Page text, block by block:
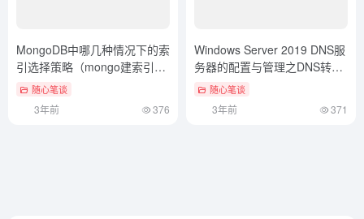
MongoDB中哪几种情况下的索
引选择策略（mongo建索引很
慢吗）学到了吗
随心笔谈
3年前 376
Windows Server 2019 DNS服
务器的配置与管理之DNS转发
器（dns zone转发）奔走相告
随心笔谈
3年前 371